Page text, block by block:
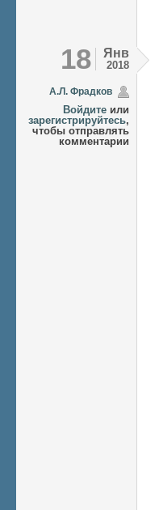
18 Янв
2018
А.Л. Фрадков
Войдите или
зарегистрируйтесь,
чтобы отправлять
комментарии